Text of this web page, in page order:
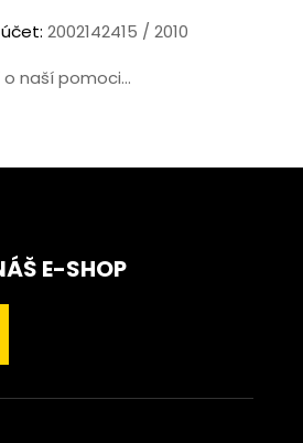
2002142415 / 2010
naší pomoci...
E-SHOP